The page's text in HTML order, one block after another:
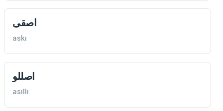
اصقی
askı
اصللو
asıllı